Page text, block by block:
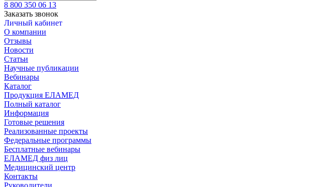
8 800 350 06 13
Заказать звонок
Личный кабинет
О компании
Отзывы
Новости
Статьи
Научные публикации
Вебинары
Каталог
Продукция ЕЛАМЕД
Полный каталог
Информация
Готовые решения
Реализованные проекты
Федеральные программы
Бесплатные вебинары
ЕЛАМЕД физ лиц
Медицинский центр
Контакты
Руководители